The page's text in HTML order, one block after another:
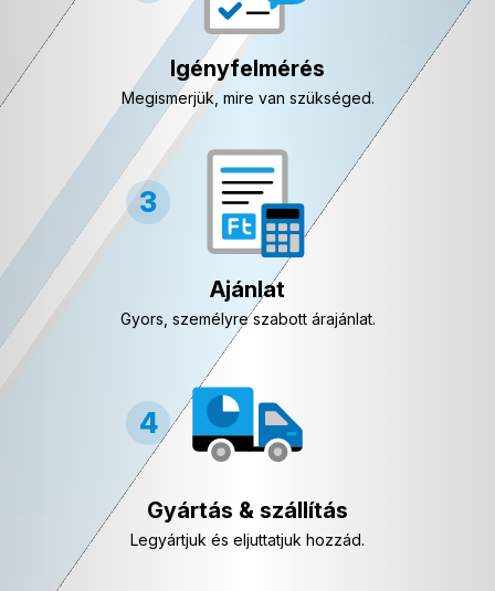
Igényfelmérés
Megismerjük, mire van szükséged.
Ajánlat
Gyors, személyre szabott árajánlat.
Gyártás & szállítás
Legyártjuk és eljuttatjuk hozzád.